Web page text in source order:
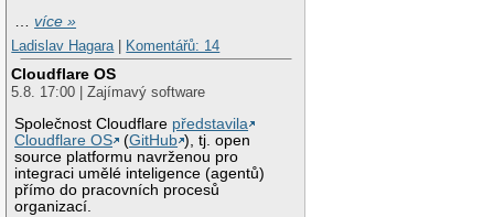
…více »
Ladislav Hagara | Komentářů: 14
Cloudflare OS
5.8. 17:00 | Zajímavý software
Společnost Cloudflare představila
Cloudflare OS
(GitHub ), tj. open
source platformu navrženou pro
integraci umělé inteligence (agentů)
přímo do pracovních procesů
organizací.